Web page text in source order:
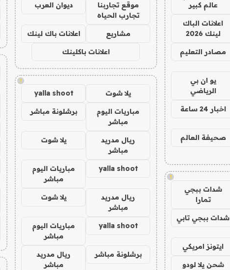
عالم كبير
اعلانات الباك
لينك 2026
مصادر التعليم
يو ان بي
الرياضي
اخبار 24 ساعة
صحيفة العالم
!
شدات ببجي
تمارا
شدات ببجي تابي
ايتونز امريكي
شحن يلا لودو
موقع تجاربنا
تجارب الحياه
ديوان العرب
مشاريع اعلانات باك لينك
اعلانات باكلينك
!
يلا شوت yalla shoot
مباريات اليوم
مباشر
برشلونة مباشر
ريال مدريد
مباشر
يلا شوت
yalla shoot
مباريات اليوم
مباشر
ريال مدريد
مباشر
يلا شوت
yalla shoot
مباريات اليوم
مباشر
برشلونة مباشر
ريال مدريد
مباشر